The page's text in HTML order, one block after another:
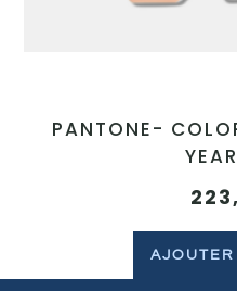
PANTONE-